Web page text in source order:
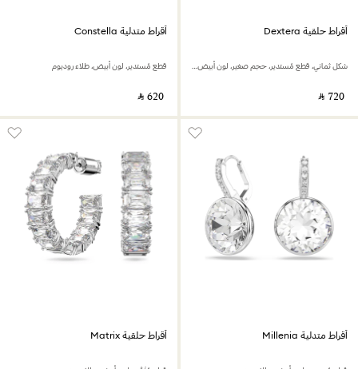
أقراط حلقية Dextera
شكل ثماني، قطع مُستدير، حجم صغير، لون أبيض، طلاء روديوم
‎ ⃁ ⁦720⁩ ‎
أقراط متدلية Constella
قطع مُستدير، لون أبيض، طلاء روديوم
‎ ⃁ ⁦620⁩ ‎
أقراط متدلية Millenia أقراط حلقية Matrix